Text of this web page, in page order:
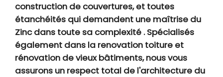
construction de couvertures, et toutes
étanchéités qui demandent une maîtrise du
Zinc dans toute sa complexité . Spécialisés
également dans la renovation toiture et
rénovation de vieux bâtiments, nous vous
assurons un respect total de l'architecture du